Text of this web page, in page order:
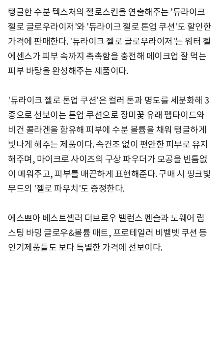
탱글한 수분 텍스처의 젤로스킨을 연출해주는 '듀라이크
젤로 글로우라이저'와 '듀라이크 젤로 톤업 쿠션'도 할인한
가격에 판매한다. '듀라이크 젤로 글로우라이저'는 워터 젤
에센스가 피부 속까지 촉촉함을 충전해 메이크업 잘 먹는
피부 바탕을 완성해주는 제품이다.
'듀라이크 젤로 톤업 쿠션'은 컬러 톤과 명도를 세분화해 3
종으로 선보이는 톤업 쿠션으로 장미꽃 유래 펩타이드와
비건 콜라겐을 함유해 피부에 수분 볼륨을 채워 탱글하게
빛나게 해주는 제품이다. 속건조 없이 편안한 피부로 유지
해주며, 마이크로 사이즈의 구상 파우더가 모공을 빈틈없
이 메워주고, 피부를 매끈하게 표현해준다. 구매 시 핑크빛
무드의 '젤로 파우치'도 증정한다.
에스쁘아 베스트셀러 더브로우 밸런스 펜슬과 노웨어 립
스팅 바밍 글로우&볼륨 매트, 프로테일러 비벨벳 쿠션 등
인기제품들도 보다 특별한 가격에 선보이다.